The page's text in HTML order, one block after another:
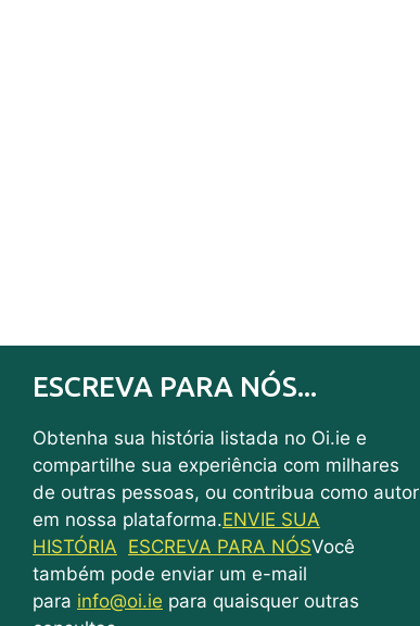
ESCREVA PARA NÓS...
Obtenha sua história listada no Oi.ie e
compartilhe sua experiência com milhares
de outras pessoas, ou contribua como autor
em nossa plataforma.ENVIE SUA
HISTÓRIA ESCREVA PARA NÓSVocê
também pode enviar um e-mail
para info@oi.ie para quaisquer outras